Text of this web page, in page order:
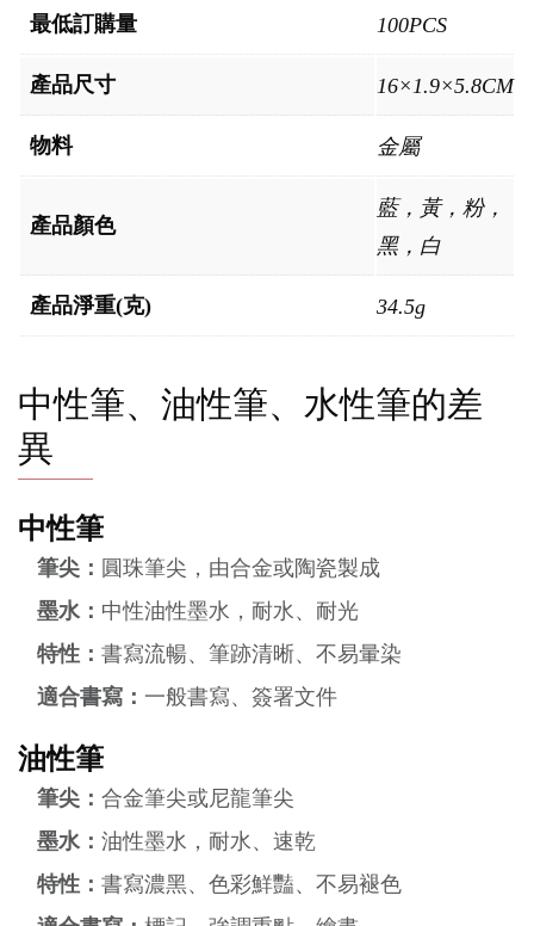
最低訂購量 100PCS
產品尺寸 16×1.9×5.8CM
物料 金屬
產品顏色
藍，黃，粉，
黑，白
產品淨重(克) 34.5g
中性筆、油性筆、水性筆的差
異
中性筆
筆尖： 圓珠筆尖，由合金或陶瓷製成
墨水： 中性油性墨水，耐水、耐光
特性： 書寫流暢、筆跡清晰、不易暈染
適合書寫： 一般書寫、簽署文件
油性筆
筆尖： 合金筆尖或尼龍筆尖
墨水： 油性墨水，耐水、速乾
特性： 書寫濃黑、色彩鮮豔、不易褪色